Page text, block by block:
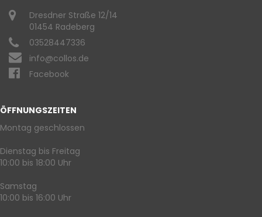
Dresdner Straße 12/14
01454 Radeberg
03528447336
info@collos.de
Facebook
ÖFFNUNGSZEITEN
Montag geschlossen
Dienstag bis Freitag
10:00 bis 18:00 Uhr
Samstag
10:00 bis 16:00 Uhr